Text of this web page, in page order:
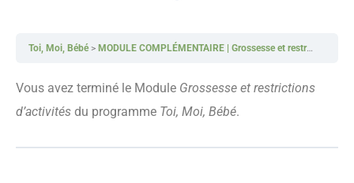
Toi, Moi, Bébé MODULE COMPLÉMENTAIRE | Grossesse et restrictions d’activités
Vous avez terminé le Module Grossesse et restrictions
d’activités du programme Toi, Moi, Bébé.